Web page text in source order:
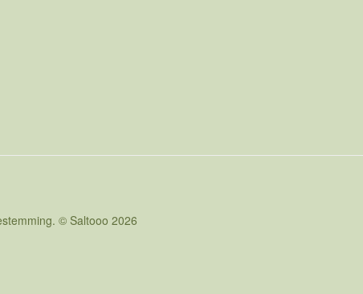
© Saltooo 2026